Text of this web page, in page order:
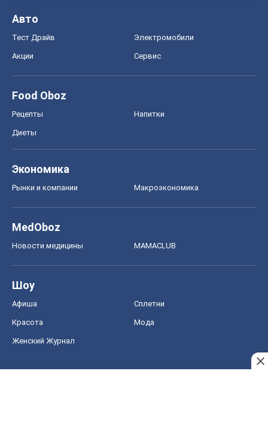
Авто
Тест Драйв Электромобили
Акции Сервис
Food Oboz
Рецепты Напитки
Диеты
Экономика
Рынки и компании Mакроэкономика
MedOboz
Новости медицины MAMACLUB
Шоу
Афиша Сплетни
Красота Мода
Женский Журнал